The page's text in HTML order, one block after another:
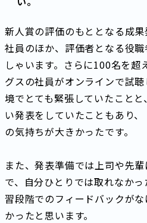
新人賞の評価のもととなる成
社員のほか、評価者となる役
しゃいます。さらに100名を超
グスの社員がオンラインで試
境でとても緊張していたこと
い発表をしていたこともあり
の気持ちが大きかったです。
また、発表準備では上司や先
で、自分ひとりでは取れなか
習段階でのフィードバックが
かったと思います。